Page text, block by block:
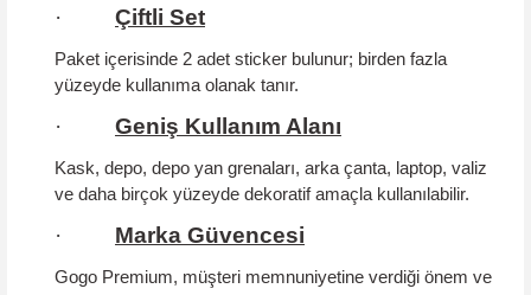
· Çiftli Set
Paket içerisinde 2 adet sticker bulunur; birden fazla
yüzeyde kullanıma olanak tanır.
· Geniş Kullanım Alanı
Kask, depo, depo yan grenaları, arka çanta, laptop, valiz
ve daha birçok yüzeyde dekoratif amaçla kullanılabilir.
· Marka Güvencesi
Gogo Premium, müşteri memnuniyetine verdiği önem ve